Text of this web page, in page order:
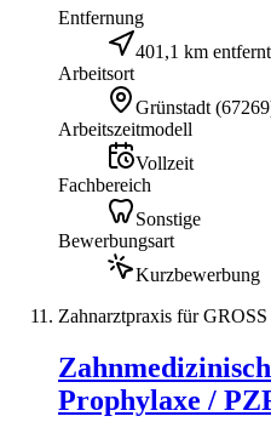
Entfernung
401,1 km entfernt
Arbeitsort
Grünstadt (67269
Arbeitszeitmodell
Vollzeit
Fachbereich
Sonstige
Bewerbungsart
Kurzbewerbung
Zahnarztpraxis für
Prophylaxe /